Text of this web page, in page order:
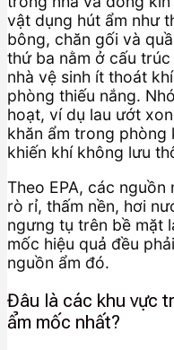
vật dụng hút ẩm như
bông, chăn gối và
thứ ba nằm ở cấu
nhà vệ sinh ít thoát
phòng thiếu nắng.
hoạt, ví dụ lau ướt
khăn ẩm trong
khiến khí không lưu
Theo EPA, các
rò rỉ, thấm nền, hơi
ngưng tụ trên bề mặt
mốc hiệu quả đều
nguồn ẩm đó.
Đâu là các khu vực
ẩm mốc nhất?